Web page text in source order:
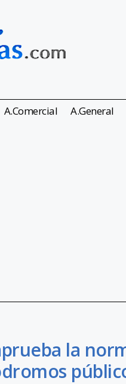
A.Comercial A.General
la